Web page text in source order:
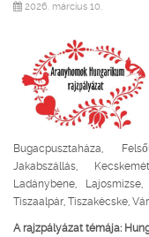
2026. március 10.
Bugacpusztaháza,
Jakabszállás,
Ladánybene,
Tiszaalpár, Tiszakécske,
A rajzpályázat témája: